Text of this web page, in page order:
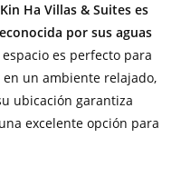
Ha Villas & Suites es
por sus aguas
espacio es perfecto para
un ambiente relajado,
ubicación garantiza
excelente opción para